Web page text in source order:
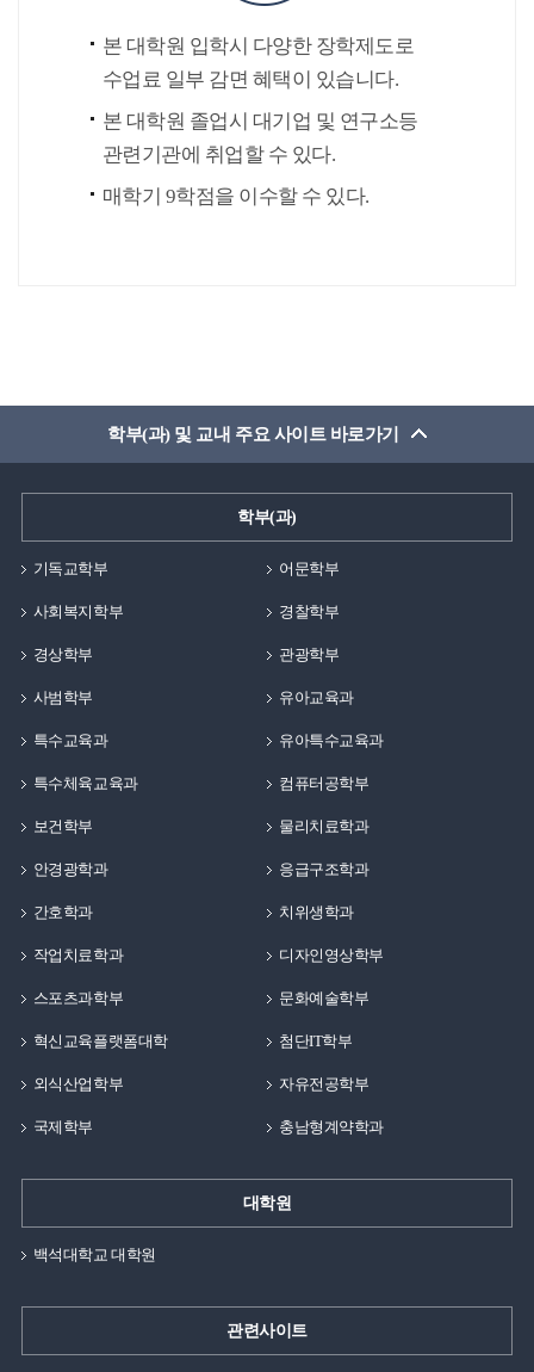
본 대학원 입학시 다양한 장학제도로
수업료 일부 감면 혜택이 있습니다.
본 대학원 졸업시 대기업 및 연구소등
관련기관에 취업할 수 있다.
매학기 9학점을 이수할 수 있다.
학부(과) 및 교내 주요 사이트 바로가기
학부(과)
기독교학부 어문학부
사회복지학부 경찰학부
경상학부 관광학부
사범학부 유아교육과
특수교육과 유아특수교육과
특수체육교육과 컴퓨터공학부
보건학부 물리치료학과
안경광학과 응급구조학과
간호학과 치위생학과
작업치료학과 디자인영상학부
스포츠과학부 문화예술학부
혁신교육플랫폼대학 첨단IT학부
외식산업학부 자유전공학부
국제학부 충남형계약학과
대학원
백석대학교 대학원
관련사이트